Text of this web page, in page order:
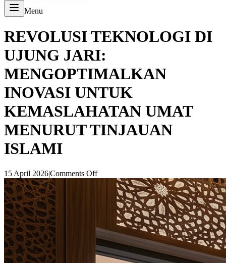
Menu
REVOLUSI TEKNOLOGI DI
UJUNG JARI:
MENGOPTIMALKAN
INOVASI UNTUK
KEMASLAHATAN UMAT
MENURUT TINJAUAN
ISLAMI
15 April 2026|Comments Off